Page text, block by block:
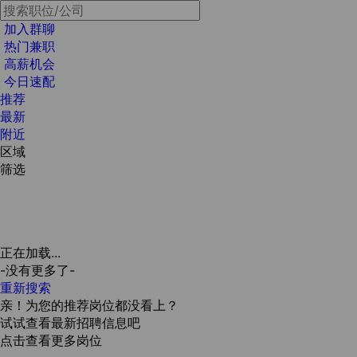
加入群聊
热门兼职
高薪机会
今日速配
推荐
最新
附近
区域
筛选
正在加载...
-没有更多了-
重新搜索
亲！为您的推荐岗位都没看上？
试试查看最新招聘信息吧
点击查看更多岗位